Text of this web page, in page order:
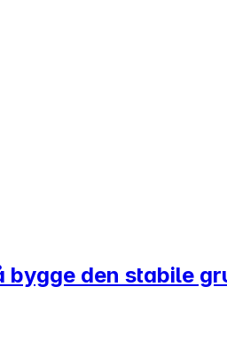
den stabile